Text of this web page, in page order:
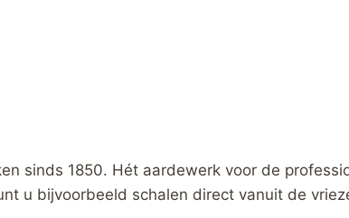
sinds 1850. Hét aardewerk voor de
u bijvoorbeeld schalen direct vanuit de